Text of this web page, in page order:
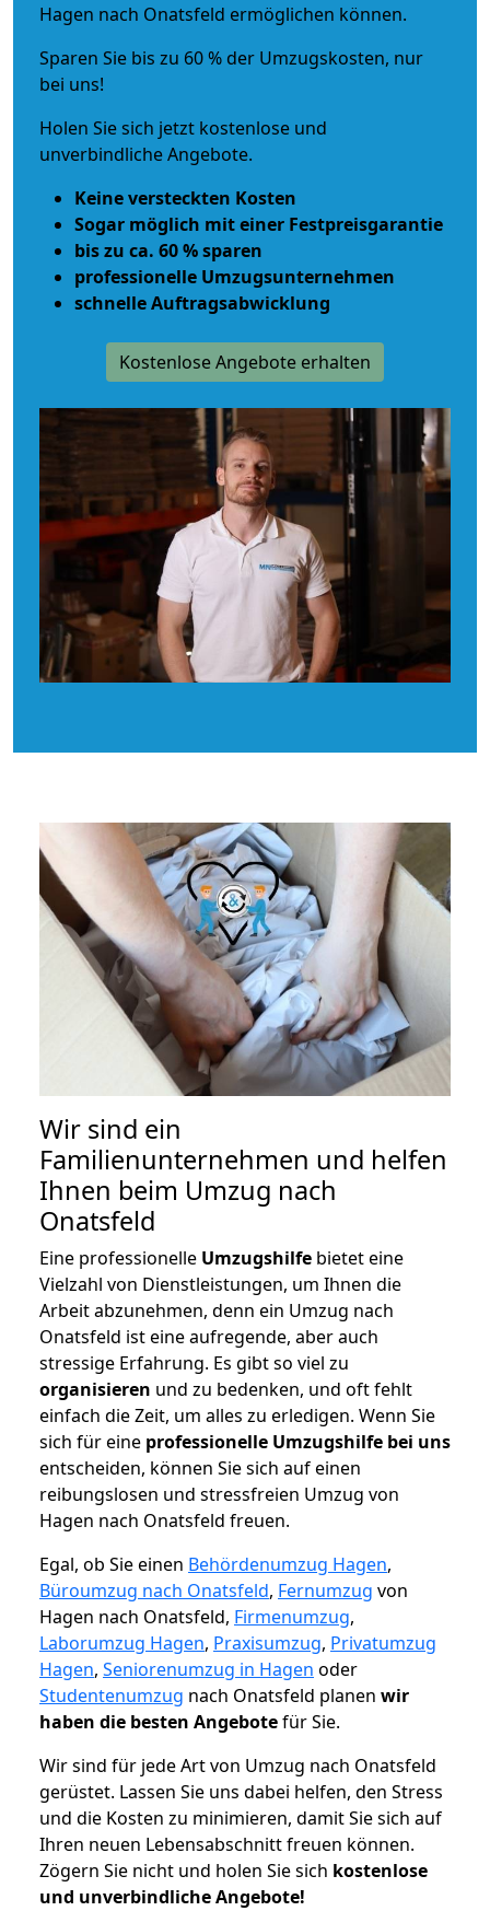
Hagen nach Onatsfeld ermöglichen können.
Sparen Sie bis zu 60 % der Umzugskosten, nur
bei uns!
Holen Sie sich jetzt kostenlose und
unverbindliche Angebote.
Keine versteckten Kosten
Sogar möglich mit einer Festpreisgarantie
bis zu ca. 60 % sparen
professionelle Umzugsunternehmen
schnelle Auftragsabwicklung
Kostenlose Angebote erhalten
Wir sind ein
Familienunternehmen und helfen
Ihnen beim Umzug nach
Onatsfeld
Eine professionelle Umzugshilfe bietet eine
Vielzahl von Dienstleistungen, um Ihnen die
Arbeit abzunehmen, denn ein Umzug nach
Onatsfeld ist eine aufregende, aber auch
stressige Erfahrung. Es gibt so viel zu
organisieren und zu bedenken, und oft fehlt
einfach die Zeit, um alles zu erledigen. Wenn Sie
sich für eine professionelle Umzugshilfe bei uns
entscheiden, können Sie sich auf einen
reibungslosen und stressfreien Umzug von
Hagen nach Onatsfeld freuen.
Egal, ob Sie einen Behördenumzug Hagen,
Büroumzug nach Onatsfeld, Fernumzug von
Hagen nach Onatsfeld, Firmenumzug,
Laborumzug Hagen, Praxisumzug, Privatumzug
Hagen, Seniorenumzug in Hagen oder
Studentenumzug nach Onatsfeld planen wir
haben die besten Angebotefür Sie.
Wir sind für jede Art von Umzug nach Onatsfeld
gerüstet. Lassen Sie uns dabei helfen, den Stress
und die Kosten zu minimieren, damit Sie sich auf
Ihren neuen Lebensabschnitt freuen können.
Zögern Sie nicht und holen Sie sich kostenlose
und unverbindliche Angebote!